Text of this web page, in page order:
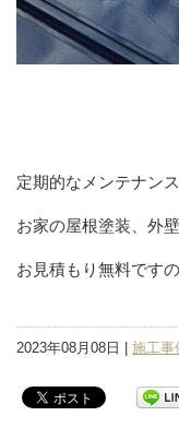
定期的なメンテナン
お家の屋根塗装、外
お見積もり無料です
2023年08月08日 | 施工事